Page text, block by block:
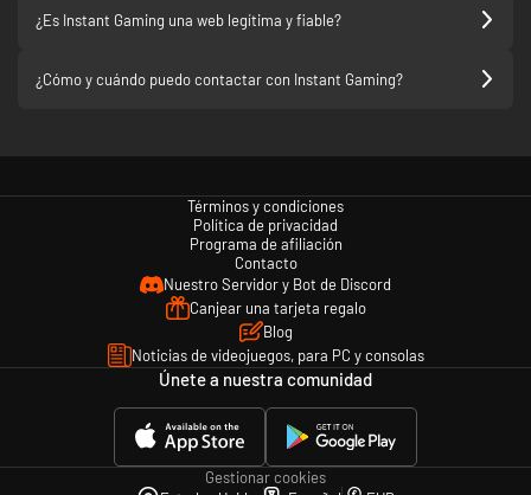
¿Es Instant Gaming una web legítima y fiable?
¿Cómo y cuándo puedo contactar con Instant Gaming?
Términos y condiciones
Política de privacidad
Programa de afiliación
Contacto
Nuestro Servidor y Bot de Discord
Canjear una tarjeta regalo
Blog
Noticias de videojuegos, para PC y consolas
Únete a nuestra comunidad
Gestionar cookies